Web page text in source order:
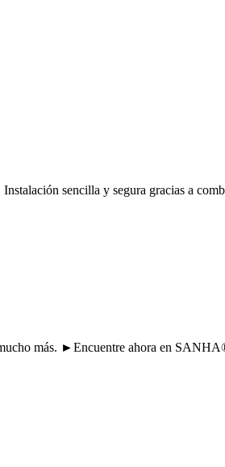
sencilla y segura gracias a
más. ►Encuentre ahora en